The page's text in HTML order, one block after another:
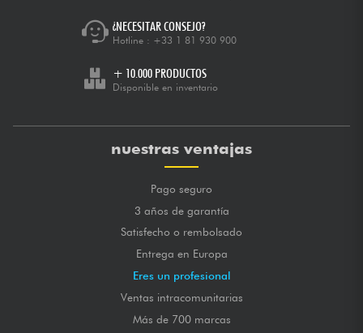
¿NECESITAR CONSEJO?
Hotline : +33 1 81 930 900
+ 10.000 PRODUCTOS
Disponible en inventario
nuestras ventajas
Pago seguro
3 años de garantía
Satisfecho o rembolsado
Entrega en Europa
Eres un profesional
Ventas intracomunitarias
Más de 700 marcas